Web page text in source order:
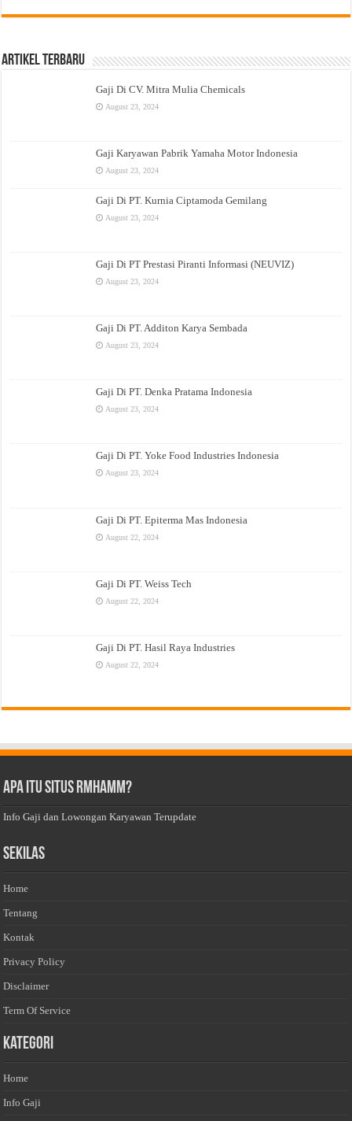
Artikel Terbaru
Gaji Di CV. Mitra Mulia Chemicals
August 23, 2024
Gaji Karyawan Pabrik Yamaha Motor Indonesia
August 23, 2024
Gaji Di PT. Kurnia Ciptamoda Gemilang
August 23, 2024
Gaji Di PT Prestasi Piranti Informasi (NEUVIZ)
August 23, 2024
Gaji Di PT. Additon Karya Sembada
August 23, 2024
Gaji Di PT. Denka Pratama Indonesia
August 23, 2024
Gaji Di PT. Yoke Food Industries Indonesia
August 23, 2024
Gaji Di PT. Epiterma Mas Indonesia
August 22, 2024
Gaji Di PT. Weiss Tech
August 22, 2024
Gaji Di PT. Hasil Raya Industries
August 22, 2024
Apa Itu Situs Rmhamm?
Info Gaji dan Lowongan Karyawan Terupdate
Sekilas
Home
Tentang
Kontak
Privacy Policy
Disclaimer
Term Of Service
Kategori
Home
Info Gaji